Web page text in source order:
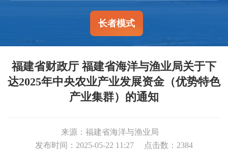
长者模式
福建省财政厅 福建省海洋与渔业局关于下
达2025年中央农业产业发展资金（优势特色
产业集群）的通知
来源：福建省海洋与渔业局
发布时间：2025-05-22 11:27
点击数： 2384